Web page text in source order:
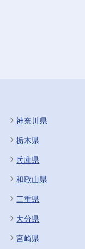
神奈川県
栃木県
兵庫県
和歌山県
三重県
大分県
宮崎県